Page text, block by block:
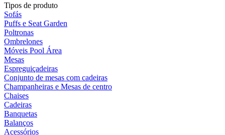
Tipos de produto
Sofás
Puffs e Seat Garden
Poltronas
Ombrelones
Móveis Pool Área
Mesas
Espreguiçadeiras
Conjunto de mesas com cadeiras
Champanheiras e Mesas de centro
Chaises
Cadeiras
Banquetas
Balanços
Acessórios